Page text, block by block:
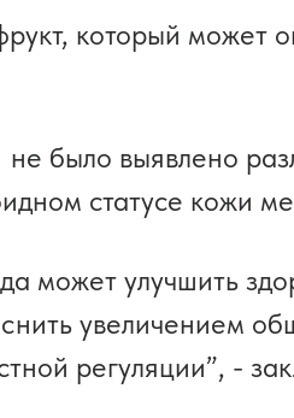
который может
было выявлено
статусе кожи
может улучшить
увеличением
регуляции”, -